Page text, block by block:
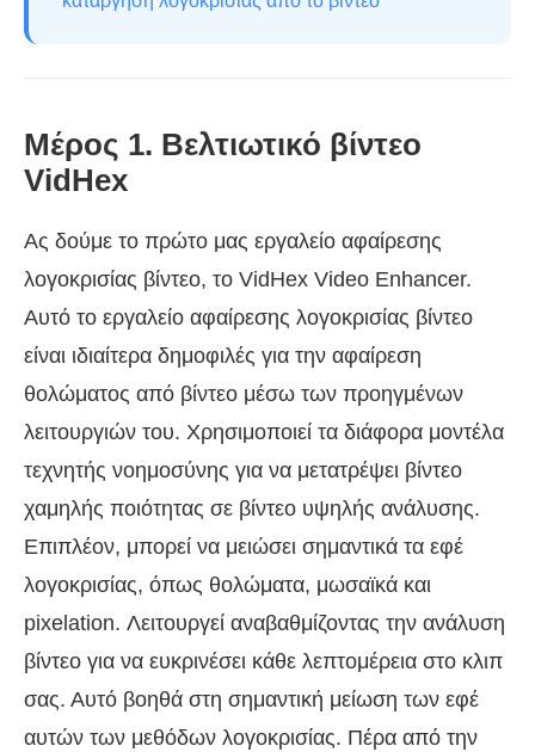
Μέρος 1. Βελτιωτικό βίντεο
VidHex
Ας δούμε το πρώτο μας εργαλείο αφαίρεσης
λογοκρισίας βίντεο, το VidHex Video Enhancer.
Αυτό το εργαλείο αφαίρεσης λογοκρισίας βίντεο
είναι ιδιαίτερα δημοφιλές για την αφαίρεση
θολώματος από βίντεο μέσω των προηγμένων
λειτουργιών του. Χρησιμοποιεί τα διάφορα μοντέλα
τεχνητής νοημοσύνης για να μετατρέψει βίντεο
χαμηλής ποιότητας σε βίντεο υψηλής ανάλυσης.
Επιπλέον, μπορεί να μειώσει σημαντικά τα εφέ
λογοκρισίας, όπως θολώματα, μωσαϊκά και
pixelation. Λειτουργεί αναβαθμίζοντας την ανάλυση
βίντεο για να ευκρινέσει κάθε λεπτομέρεια στο κλιπ
σας. Αυτό βοηθά στη σημαντική μείωση των εφέ
αυτών των μεθόδων λογοκρισίας. Πέρα από την